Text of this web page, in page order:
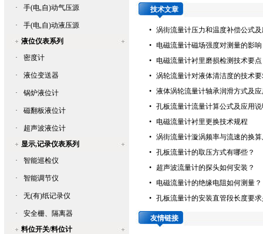
· 手(电,自)动气压源
·
手(电,自)动液压源
液位仪表系列
·
密度计
· 液位变送器
· 锅炉液位计
· 磁翻板液位计
·
超声波液位计
显示,记录仪表系列
·
智能巡检仪
· 智能调节仪
· 无(有)纸记录仪
·
安全栅、隔离器
料位开关/料位计
技术文章
•
涡街流量计压力和温度补偿公式
•
电磁流量计磁场强度对测量的影响
•
电磁流量计衬里磨损检测技术要点
•
涡轮流量计对液体清洁度的技术要
•
液体涡轮流量计轴承润滑方式及
•
孔板流量计流量计算公式及应用说
•
电磁流量计衬里更换技术规程
•
涡街流量计漩涡频率与流速的换
•
孔板流量计的取压方式有哪些？
•
超声波流量计的探头如何安装？
•
电磁流量计的绝缘电阻如何测量？
•
孔板流量计的安装直管段长度要
友情链接